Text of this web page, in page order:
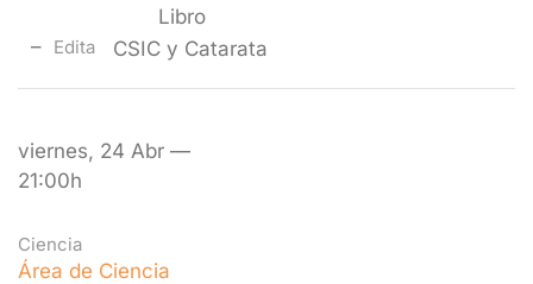
Libro
Edita CSIC y Catarata
viernes, 24 Abr —
21:00h
Ciencia
Área de Ciencia